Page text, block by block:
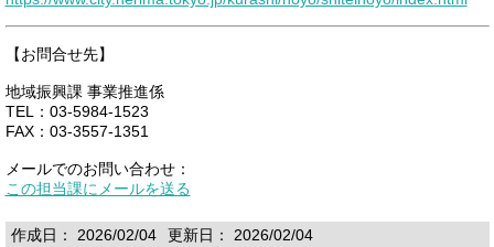
【お問合せ先】
地域振興課 事業推進係
TEL：03-5984-1523
FAX：03-3557-1351
メールでのお問い合わせ：
この担当課にメールを送る
作成日： 2026/02/04 更新日： 2026/02/04